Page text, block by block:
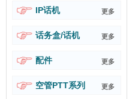
IP话机 更多
话务盒/话机 更多
配件 更多
空管PTT系列 更多